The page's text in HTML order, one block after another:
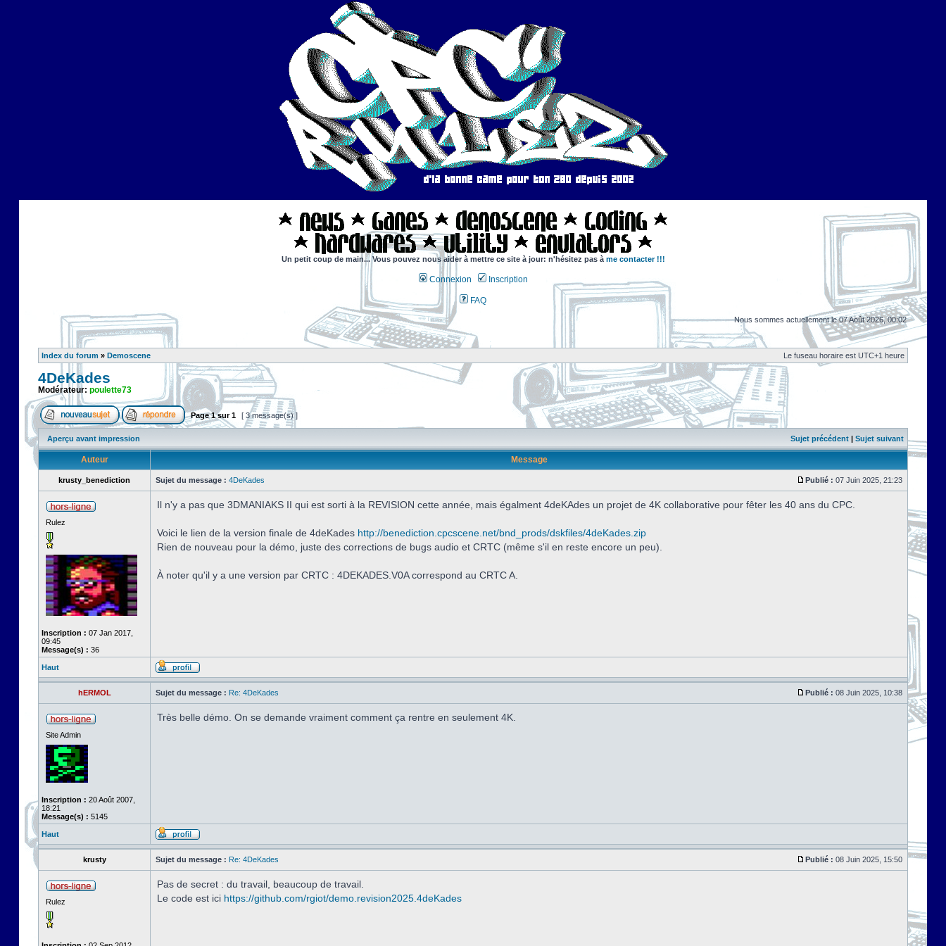
Un petit coup de main... Vous pouvez nous aider à mettre ce site à jour: n'hésitez pas à me contacter !!!
Connexion Inscription
FAQ
Nous sommes actuellement le 07 Août 2026, 00:02
Index du forum » Demoscene Le fuseau horaire est UTC+1 heure
4DeKades
Modérateur: poulette73
Page1sur1 [ 3 message(s) ]
Aperçu avant impression Sujet précédent | Sujet suivant
Auteur Message
krusty_benediction Sujet du message : 4DeKades Publié : 07 Juin 2025, 21:23
Rulez
Inscription : 07 Jan 2017,
09:45
Message(s) : 36
Il n'y a pas que 3DMANIAKS II qui est sorti à la REVISION cette année, mais égalment 4deKAdes un projet de 4K collaborative pour fêter les 40 ans du CPC.
Voici le lien de la version finale de 4deKades http://benediction.cpcscene.net/bnd_prods/dskfiles/4deKades.zip
Rien de nouveau pour la démo, juste des corrections de bugs audio et CRTC (même s'il en reste encore un peu).
À noter qu'il y a une version par CRTC : 4DEKADES.V0A correspond au CRTC A.
Haut
hERMOL Sujet du message : Re: 4DeKades Publié : 08 Juin 2025, 10:38
Site Admin
Inscription : 20 Août 2007,
18:21
Message(s) : 5145
Très belle démo. On se demande vraiment comment ça rentre en seulement 4K.
Haut
krusty Sujet du message : Re: 4DeKades Publié : 08 Juin 2025, 15:50
Rulez
Pas de secret : du travail, beaucoup de travail.
Le code est ici https://github.com/rgiot/demo.revision2025.4deKades